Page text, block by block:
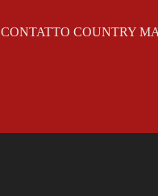
CONTATTO COUNTRY